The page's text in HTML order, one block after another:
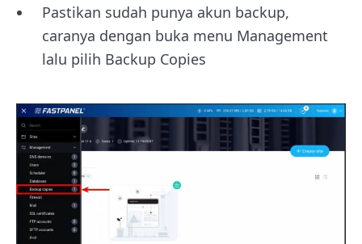
Pastikan sudah punya akun backup,
caranya dengan buka menu Management
lalu pilih Backup Copies